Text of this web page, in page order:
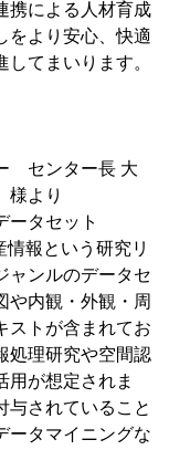
携による人材育成
をより安心、快適
てまいります。
センター長 大
様より
ータセット
情報という研究リ
ャンルのデータセ
や内観・外観・周
ストが含まれてお
処理研究や空間認
用が想定されま
与されていること
ータマイニングな